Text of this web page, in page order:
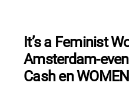
It’s a Feminist
Amsterdam-
Cash en